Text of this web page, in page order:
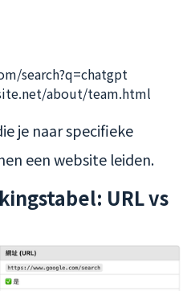
search?q=chatgpt
about/team.html
je naar specifieke
een website leiden.
URL vs